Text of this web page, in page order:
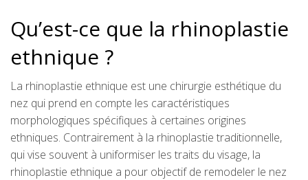
Qu’est-ce que la rhinoplastie
ethnique ?
La rhinoplastie ethnique est une chirurgie esthétique du
nez qui prend en compte les caractéristiques
morphologiques spécifiques à certaines origines
ethniques. Contrairement à la rhinoplastie traditionnelle,
qui vise souvent à uniformiser les traits du visage, la
rhinoplastie ethnique a pour objectif de remodeler le nez